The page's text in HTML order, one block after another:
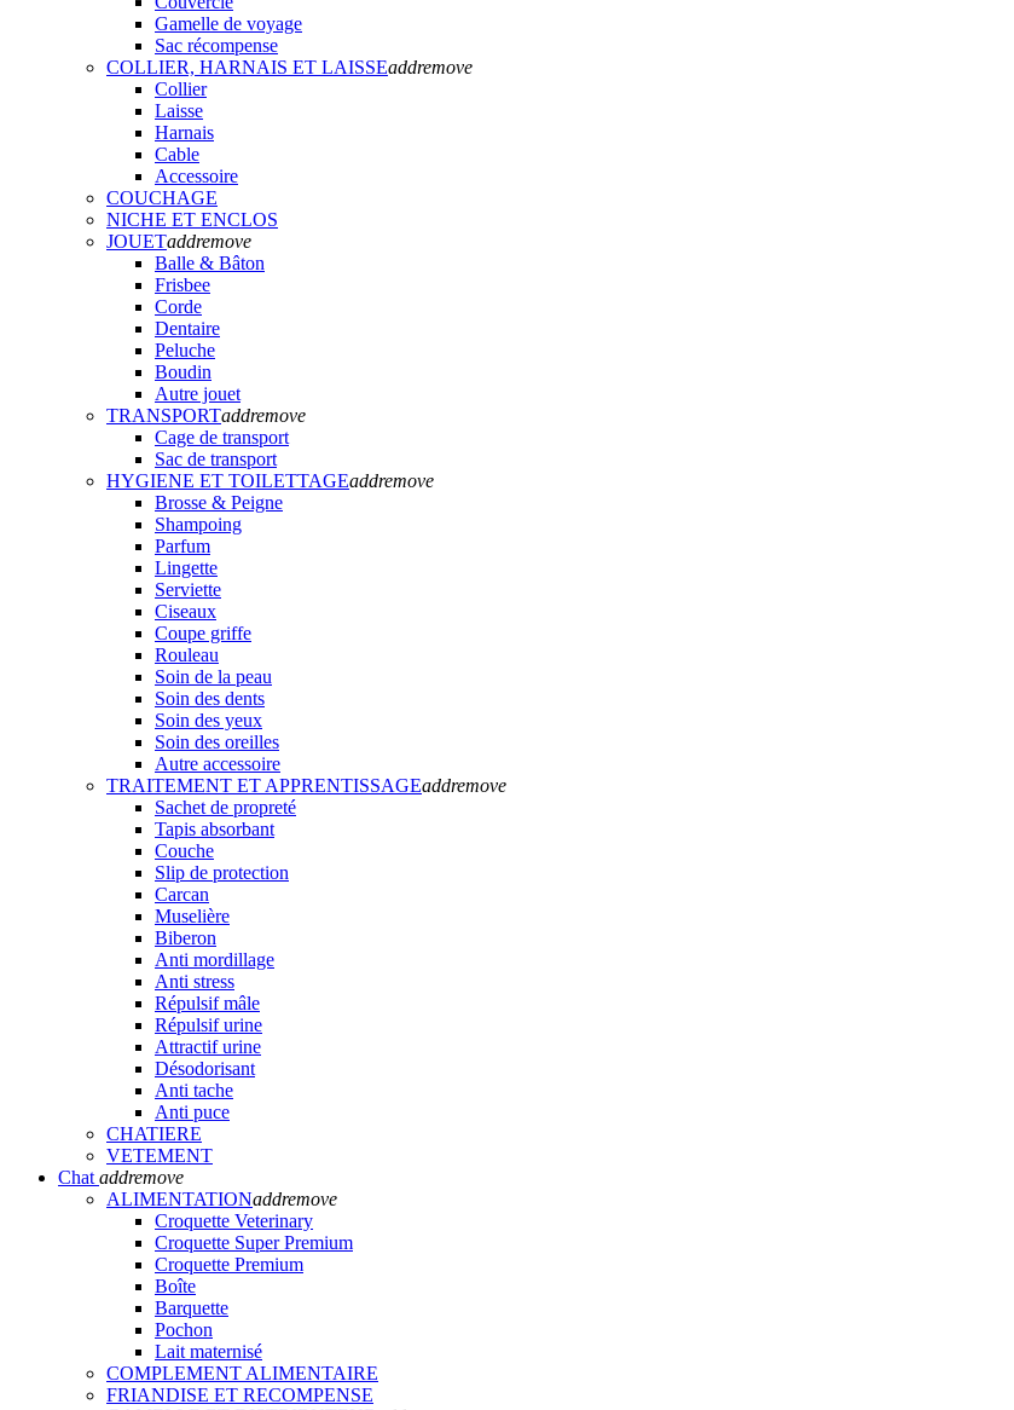
Gamelle de voyage
Sac récompense
COLLIER, HARNAIS ET LAISSEaddremove
Collier
Laisse
Harnais
Cable
Accessoire
COUCHAGE
NICHE ET ENCLOS
JOUETaddremove
Balle & Bâton
Frisbee
Corde
Dentaire
Peluche
Boudin
Autre jouet
TRANSPORTaddremove
Cage de transport
Sac de transport
HYGIENE ET TOILETTAGEaddremove
Brosse & Peigne
Shampoing
Parfum
Lingette
Serviette
Ciseaux
Coupe griffe
Rouleau
Soin de la peau
Soin des dents
Soin des yeux
Soin des oreilles
Autre accessoire
TRAITEMENT ET APPRENTISSAGEaddremove
Sachet de propreté
Tapis absorbant
Couche
Slip de protection
Carcan
Muselière
Biberon
Anti mordillage
Anti stress
Répulsif mâle
Répulsif urine
Attractif urine
Désodorisant
Anti tache
Anti puce
CHATIERE
VETEMENT
Chat addremove
ALIMENTATIONaddremove
Croquette Veterinary
Croquette Super Premium
Croquette Premium
Boîte
Barquette
Pochon
Lait maternisé
COMPLEMENT ALIMENTAIRE
FRIANDISE ET RECOMPENSE